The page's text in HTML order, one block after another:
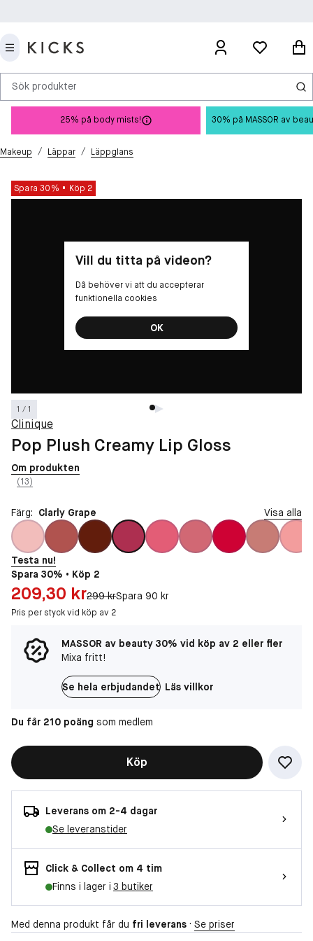
Sök produkter
25% på body mists! 30% på MASSOR av
Makeup / Läppar / Läppglans
Spara 30% Köp 2
1 / 1
Vill du titta på videon?
Då behöver vi att du accepterar
funktionella cookies
OK
Clinique
Pop Plush Creamy Lip Gloss
Om produkten
(13)
Färg: Clarly Grape Visa alla
Testa nu!
Spara 30% • Köp 2
Pris: 209,30 kr
209,30 krOriginal pris:
299 krSpara 90 kr
Pris per styck vid köp av 2
MASSOR av beauty 30% vid köp av 2 eller fler
Mixa fritt!
Se hela erbjudandet Läs villkor
Du får 210 poäng som medlem
Köp
Leverans om 2-4 dagar
Se leveranstider
Click & Collect om 4 tim
Finns i lager i 3 butiker
Med denna produkt får du fri leverans · Se priser